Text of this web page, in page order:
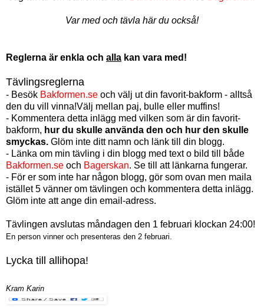
Var med och tävla här du också!
Reglerna är enkla och alla kan vara med!
Tävlingsreglerna
- Besök Bakformen.se och välj ut din favorit-bakform - alltså
den du vill vinna!Välj mellan paj, bulle eller muffins!
- Kommentera detta inlägg med vilken som är din favorit-
bakform, hur du skulle använda den och hur den skulle
smyckas. Glöm inte ditt namn och länk till din blogg.
- Länka om min tävling i din blogg med text o bild till både
Bakformen.se och Bagerskan. Se till att länkarna fungerar.
- För er som inte har någon blogg, gör som ovan men maila
istället 5 vänner om tävlingen och kommentera detta inlägg.
Glöm inte att ange din email-adress.
Tävlingen avslutas måndagen den 1 februari klockan 24:00!
En person vinner och presenteras den 2 februari.
Lycka till allihopa!
Kram Karin